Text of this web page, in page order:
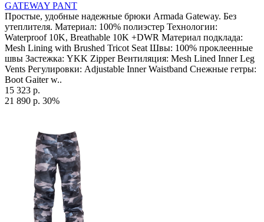
GATEWAY PANT
Простые, удобные надежные брюки Armada Gateway. Без
утеплителя. Материал: 100% полиэстер Технологии:
Waterproof 10K, Breathable 10K +DWR Материал подклада:
Mesh Lining with Brushed Tricot Seat Швы: 100% проклеенные
швы Застежка: YKK Zipper Вентиляция: Mesh Lined Inner Leg
Vents Регулировки: Adjustable Inner Waistband Снежные гетры:
Boot Gaiter w..
15 323 р.
21 890 р. 30%